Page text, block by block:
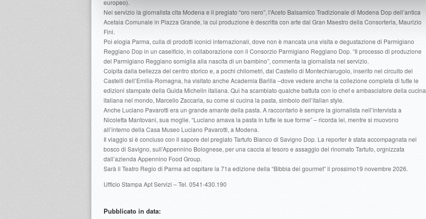
europeo).
Nel servizio la giornalista cita Modena e il pregiato “oro nero”, l’Aceto Balsamico Tradizionale di Modena Dop dell’antica
Acetaia Comunale in Piazza Grande, la cui produzione è descritta con arte dal Gran Maestro della Consorteria, Maurizio
Fini.
Poi elogia Parma, culla di prodotti iconici internazionali, dove non è mancata una visita e degustazione di Parmigiano
Reggiano Dop in un caseificio, in collaborazione con il Consorzio Parmigiano Reggiano Dop. “Il processo di produzione
del Parmigiano Reggiano somiglia alla nascita di un bambino”, commenta la giornalista nel servizio.
Colpita dalla bellezza del centro storico e, a pochi chilometri, dal Castello di Montechiarugolo, inserito nel circuito dei
Castelli dell’Emilia-Romagna, ha visitato anche Academia Barilla –dove vedere anche la collezione completa di tutte le
edizioni stampate della Guida Michelin italiana. Qui ha scambiato qualche battuta con lo chef e ambasciatore della cucina
italiana nel mondo, Marcello Zaccaria, su come si cucina la pasta, simbolo dell’italian style.
Anche Luciano Pavarotti era un grande amante della pasta. A raccontarlo è sempre la giornalista nell’intervista a
Nicoletta Mantovani, sua moglie. “Luciano amava la pasta in tutte le sue forme” – ricorda lei, mentre si muovono
all’interno della Casa Museo Luciano Pavarotti, a Modena.
Il viaggio si è concluso con il sapore del pregiato Tartufo Bianco di Savigno Dop. La reporter è stata accompagnata nel
bosco di Savigno, sull’Appennino Bolognese, per una caccia al tesoro e assaggio del rinomato Tartufo, orgnizzata
dall’azienda Appennino Food Group.
Sarà il Teatro Regio di Parma ad ospitare la 71a edizione della “Bibbia dei gourmet” il prossimo19 novembre 2026.
Ufficio Stampa Apt Servizi – Tel. 0541-430.190
Pubblicato in data: